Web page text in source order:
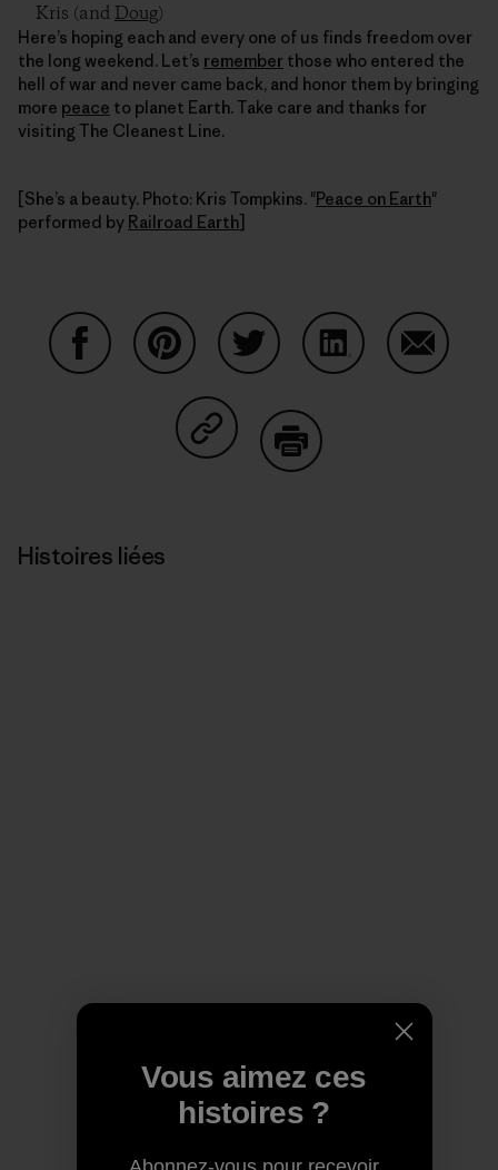
Kris (and Doug)
Here’s hoping each and every one of us finds freedom over
the long weekend. Let’s remember those who entered the
hell of war and never came back, and honor them by bringing
more peace to planet Earth. Take care and thanks for
visiting The Cleanest Line.
[She’s a beauty. Photo: Kris Tompkins. "Peace on Earth"
performed by Railroad Earth]
Partager sur Copy Link
Histoires liées
Vous aimez ces
histoires ?